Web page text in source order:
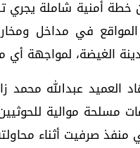
خطة أمنية شاملة يجري
المواقع في مداخل
الغيضة، لمواجهة أي
مسلحة موالية
صرفيت أثناء